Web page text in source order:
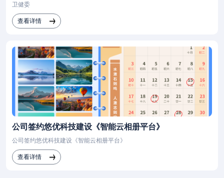
卫健委
查看详情
公司签约悠优科技建设《智能云相册平台》
公司签约悠优科技建设《智能云相册平台》
查看详情